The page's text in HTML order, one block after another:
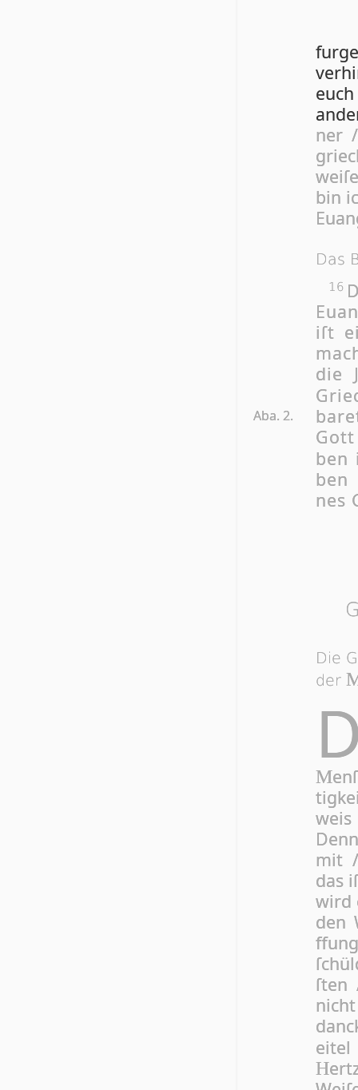
ner
bin
Das
Aba. 2.
16
iſt
die
ben
nes
Die
der
M
mit
das
wird
den
H